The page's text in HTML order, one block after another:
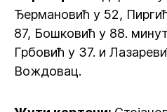
Ђермановић у 52,
87, Бошковић у 88.
Грбовић у 37. и
Вождовац.